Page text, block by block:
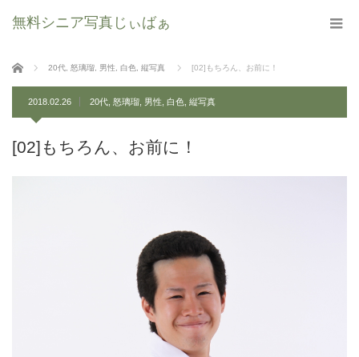
無料シニア写真じぃばぁ
ホーム 20代 怒璃瑠 男性 白色 縦写真 [02]もちろん、お前に！
2018.02.26 20代 怒璃瑠 男性 白色 縦写真
[02]もちろん、お前に！